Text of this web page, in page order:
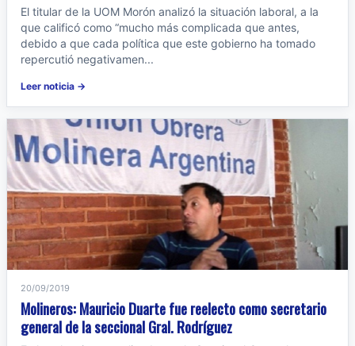
El titular de la UOM Morón analizó la situación laboral, a la
que calificó como “mucho más complicada que antes,
debido a que cada política que este gobierno ha tomado
repercutió negativamen...
Leer noticia →
20/09/2019
Molineros: Mauricio Duarte fue reelecto como secretario
general de la seccional Gral. Rodríguez